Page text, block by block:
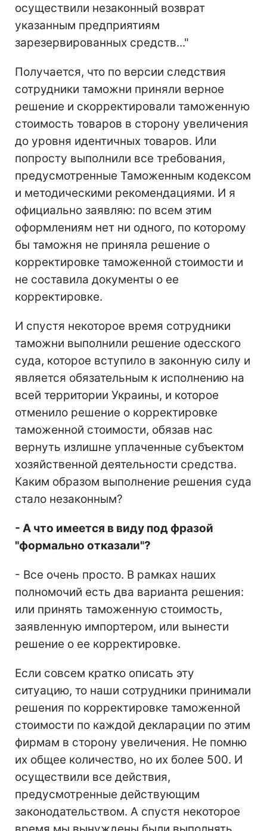
осуществили незаконный возврат
указанным предприятиям
зарезервированных средств..."
Получается, что по версии следствия
сотрудники таможни приняли верное
решение и скорректировали таможенную
стоимость товаров в сторону увеличения
до уровня идентичных товаров. Или
попросту выполнили все требования,
предусмотренные Таможенным кодексом
и методическими рекомендациями. И я
официально заявляю: по всем этим
оформлениям нет ни одного, по которому
бы таможня не приняла решение о
корректировке таможенной стоимости и
не составила документы о ее
корректировке.
И спустя некоторое время сотрудники
таможни выполнили решение одесского
суда, которое вступило в законную силу и
является обязательным к исполнению на
всей территории Украины, и которое
отменило решение о корректировке
таможенной стоимости, обязав нас
вернуть излишне уплаченные субъектом
хозяйственной деятельности средства.
Каким образом выполнение решения суда
стало незаконным?
- А что имеется в виду под фразой
"формально отказали"?
- Все очень просто. В рамках наших
полномочий есть два варианта решения:
или принять таможенную стоимость,
заявленную импортером, или вынести
решение о ее корректировке.
Если совсем кратко описать эту
ситуацию, то наши сотрудники принимали
решения по корректировке таможенной
стоимости по каждой декларации по этим
фирмам в сторону увеличения. Не помню
их общее количество, но их более 500. И
осуществили все действия,
предусмотренные действующим
законодательством. А спустя некоторое